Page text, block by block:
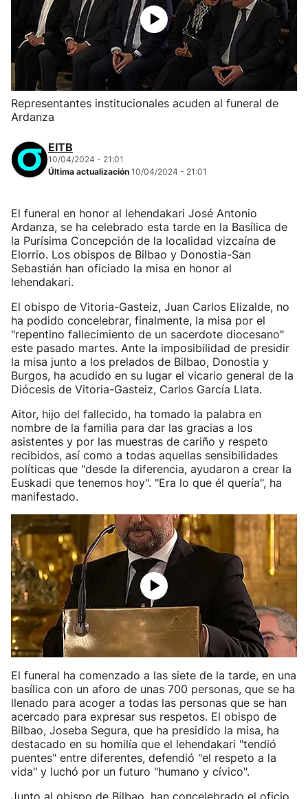
Representantes institucionales acuden al funeral de
Ardanza
EITB
10/04/2024 - 21:01
Última actualización 10/04/2024 - 21:01
El funeral en honor al lehendakari José Antonio
Ardanza, se ha celebrado esta tarde en la Basílica de
la Purísima Concepción de la localidad vizcaína de
Elorrio. Los obispos de Bilbao y Donostia-San
Sebastián han oficiado la misa en honor al
lehendakari.
El obispo de Vitoria-Gasteiz, Juan Carlos Elizalde, no
ha podido concelebrar, finalmente, la misa por el
"repentino fallecimiento de un sacerdote diocesano"
este pasado martes. Ante la imposibilidad de presidir
la misa junto a los prelados de Bilbao, Donostia y
Burgos, ha acudido en su lugar el vicario general de la
Diócesis de Vitoria-Gasteiz, Carlos García Llata.
Aitor, hijo del fallecido, ha tomado la palabra en
nombre de la familia para dar las gracias a los
asistentes y por las muestras de cariño y respeto
recibidos, así como a todas aquellas sensibilidades
políticas que "desde la diferencia, ayudaron a crear la
Euskadi que tenemos hoy". "Era lo que él quería", ha
manifestado.
El funeral ha comenzado a las siete de la tarde, en una
basílica con un aforo de unas 700 personas, que se ha
llenado para acoger a todas las personas que se han
acercado para expresar sus respetos. El obispo de
Bilbao, Joseba Segura, que ha presidido la misa, ha
destacado en su homilía que el lehendakari "tendió
puentes" entre diferentes, defendió "el respeto a la
vida" y luchó por un futuro "humano y cívico".
Junto al obispo de Bilbao, han concelebrado el oficio